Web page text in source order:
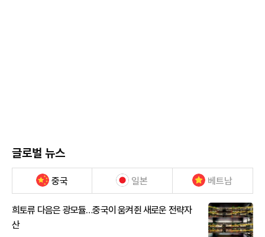
글로벌 뉴스
중국 일본 베트남
희토류 다음은 광모듈…중국이 움켜쥔 새로운 전략자
산